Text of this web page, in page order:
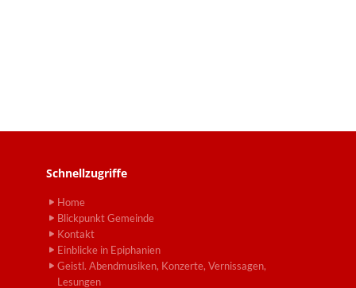
Schnellzugriffe
Home
Blickpunkt Gemeinde
Kontakt
Einblicke in Epiphanien
Geistl. Abendmusiken, Konzerte, Vernissagen,
Lesungen